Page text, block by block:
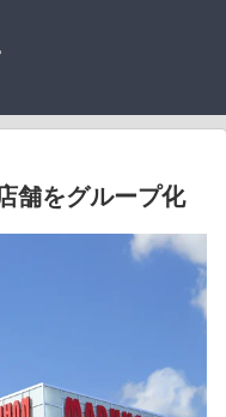
舗をグループ化